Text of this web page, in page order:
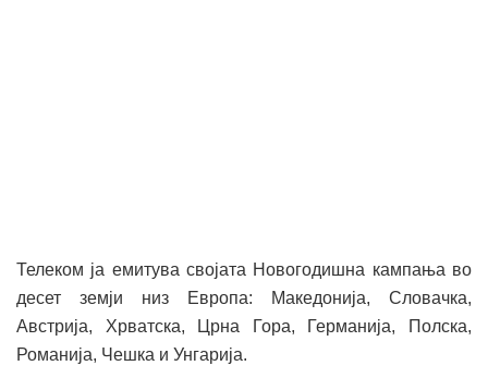
Телеком ја емитува својата Новогодишна кампања во
десет земји низ Европа: Македонија, Словачка,
Австрија, Хрватска, Црна Гора, Германија, Полска,
Романија, Чешка и Унгарија.